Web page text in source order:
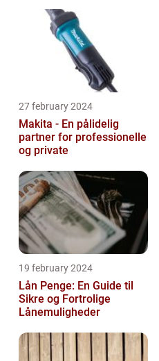
27 february 2024
Makita - En pålidelig
partner for professionelle
og private
19 february 2024
Lån Penge: En Guide til
Sikre og Fortrolige
Lånemuligheder